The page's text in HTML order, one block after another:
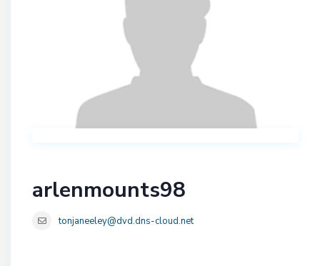
arlenmounts98
tonjaneeley@dvd.dns-cloud.net